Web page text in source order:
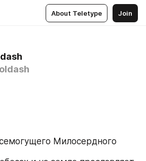
About Teletype Join
Милосердного